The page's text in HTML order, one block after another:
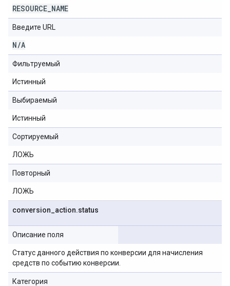
RESOURCE NAME
Введите URL
N/A
Фильтруемый
Истинный
Выбираемый
Истинный
Сортируемый
ЛОЖЬ
Повторный
ЛОЖЬ
conversion action.status
Описание поля
Статус данного действия по конверсии для начисления
средств по событию конверсии.
Категория